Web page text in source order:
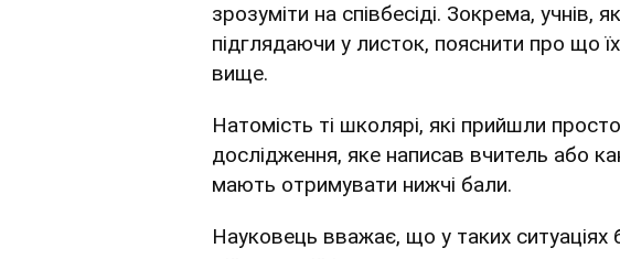
зрозуміти на співбесіді. Зокрема, учнів,
підглядаючи у листок, пояснити про що
вище.
Натомість ті школярі, які прийшли
дослідження, яке написав вчитель або
мають отримувати нижчі бали.
Науковець вважає, що у таких ситуаціях